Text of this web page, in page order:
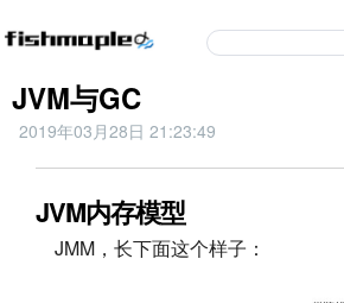
JVM与GC
2019年03月28日 21:23:49
JVM内存模型
JMM，长下面这个样子：